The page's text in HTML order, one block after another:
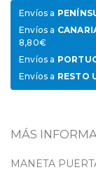
Envíos a
Envíos a
8,80€
Envíos a
Envíos a RESTO
MÁS
MANETA